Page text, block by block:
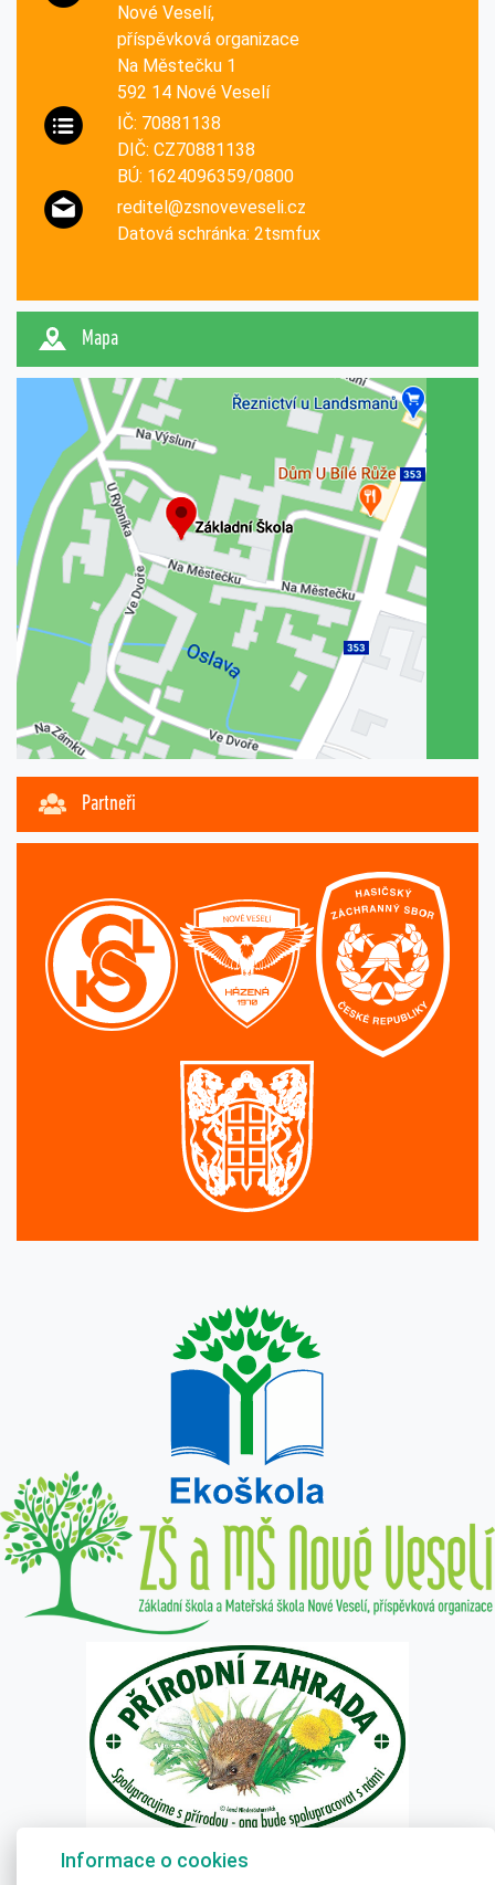
Nové Veselí,
příspěvková organizace
Na Městečku 1
592 14 Nové Veselí
IČ: 70881138
DIČ: CZ70881138
BÚ: 1624096359/0800
reditel@zsnoveveseli.cz
Datová schránka: 2tsmfux
Mapa
Partneři
Textová verze Mapa stránek
ZŠ a MŠ Nové Veselí 2020 © All Rights Reserved, Created by
Informace o cookies